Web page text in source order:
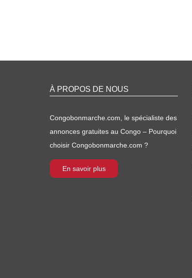
À PROPOS DE NOUS
Congobonmarche.com, le spécialiste des
annonces gratuites au Congo – Pourquoi
choisir Congobonmarche.com ?
En savoir plus